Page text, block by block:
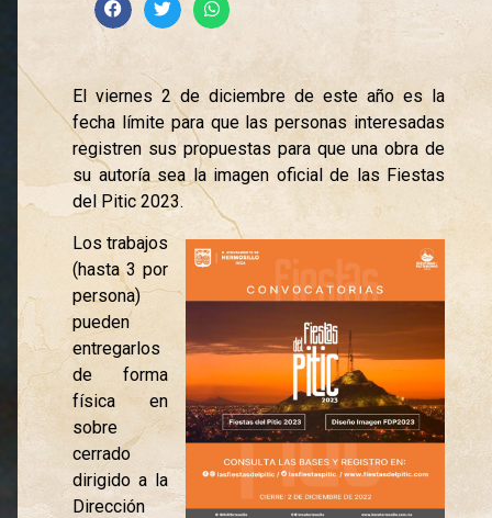
El viernes 2 de diciembre de este año es la
fecha límite para que las personas interesadas
registren sus propuestas para que una obra de
su autoría sea la imagen oficial de las Fiestas
del Pitic 2023.
Los trabajos
(hasta 3 por
persona)
pueden
entregarlos
de forma
física en
sobre
cerrado
dirigido a la
Dirección